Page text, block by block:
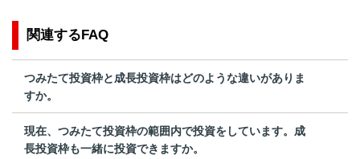
関連するFAQ
つみたて投資枠と成長投資枠はどのような違いがありま
すか。
現在、つみたて投資枠の範囲内で投資をしています。成
長投資枠も一緒に投資できますか。